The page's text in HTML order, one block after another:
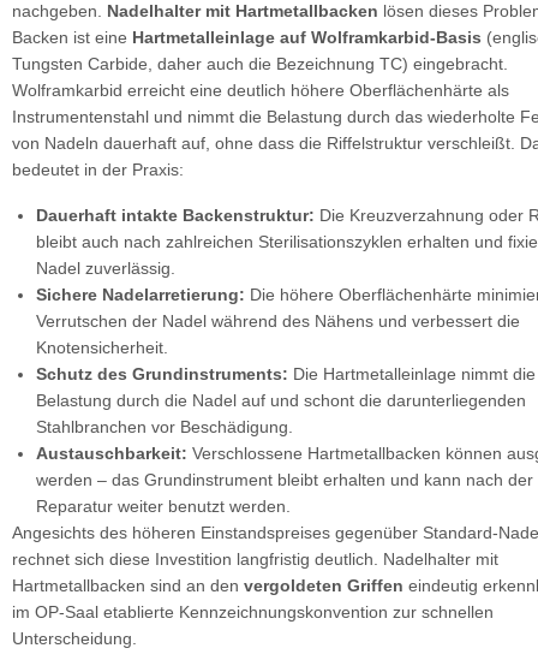
nachgeben. Nadelhalter mit Hartmetallbacken lösen dieses
Backen ist eine Hartmetalleinlage auf Wolframkarbid-Basis
Tungsten Carbide, daher auch die Bezeichnung TC) eingebracht.
Wolframkarbid erreicht eine deutlich höhere Oberflächenhärte als
Instrumentenstahl und nimmt die Belastung durch das wiederholte
von Nadeln dauerhaft auf, ohne dass die Riffelstruktur verschleißt.
bedeutet in der Praxis:
Dauerhaft intakte Backenstruktur: Die Kreuzverzahnung oder
bleibt auch nach zahlreichen Sterilisationszyklen erhalten und
Nadel zuverlässig.
Sichere Nadelarretierung: Die höhere Oberflächenhärte
Verrutschen der Nadel während des Nähens und verbessert die
Knotensicherheit.
Schutz des Grundinstruments: Die Hartmetalleinlage nimmt
Belastung durch die Nadel auf und schont die darunterliegenden
Stahlbranchen vor Beschädigung.
Austauschbarkeit: Verschlossene Hartmetallbacken können
werden – das Grundinstrument bleibt erhalten und kann nach der
Reparatur weiter benutzt werden.
Angesichts des höheren Einstandspreises gegenüber Standard-
rechnet sich diese Investition langfristig deutlich. Nadelhalter mit
Hartmetallbacken sind an den vergoldeten Griffen eindeutig
im OP-Saal etablierte Kennzeichnungskonvention zur schnellen
Unterscheidung.